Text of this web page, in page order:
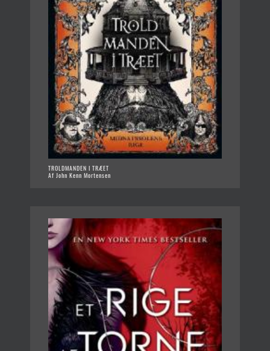
TROLDMANDEN I TRÆET
Af John Kenn Mortensen